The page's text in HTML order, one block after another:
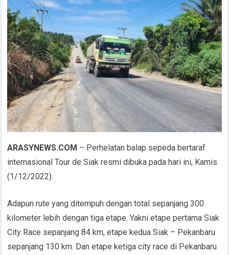
ARASYNEWS.COM – Perhelatan balap sepeda bertaraf
internasional Tour de Siak resmi dibuka pada hari ini, Kamis
(1/12/2022).
Adapun rute yang ditempuh dengan total sepanjang 300
kilometer lebih dengan tiga etape. Yakni etape pertama Siak
City Race sepanjang 84 km, etape kedua Siak – Pekanbaru
sepanjang 130 km. Dan etape ketiga city race di Pekanbaru